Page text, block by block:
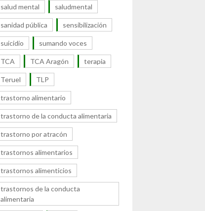
salud mental saludmental
sanidad pública sensibilización
suicidio sumando voces
TCA TCA Aragón terapia
Teruel TLP
trastorno alimentario
trastorno de la conducta alimentaria
trastorno por atracón
trastornos alimentarios
trastornos alimenticios
trastornos de la conducta
alimentaria